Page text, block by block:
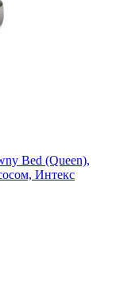
Bed (Queen),
Интекс